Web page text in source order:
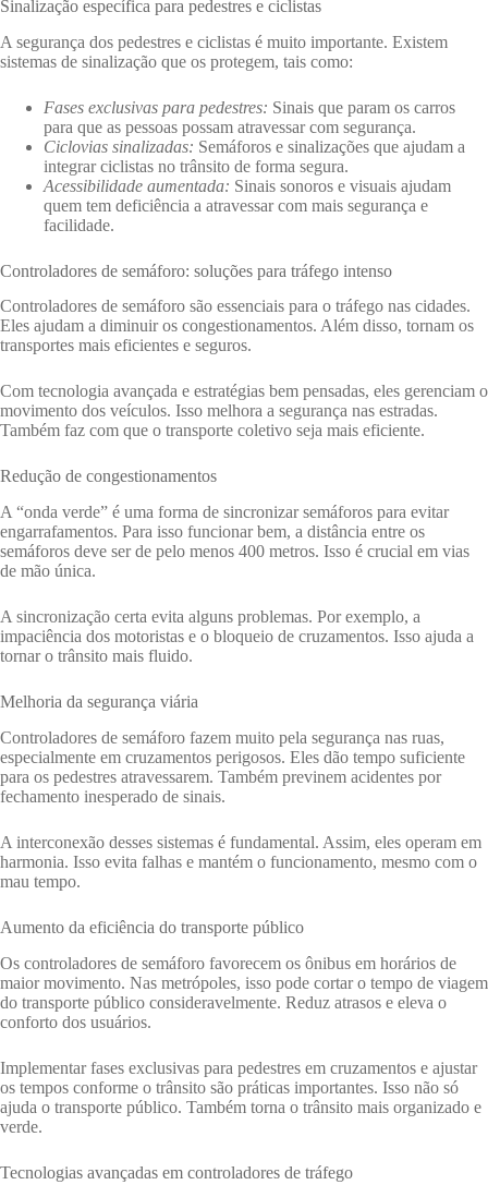
Sinalização específica para pedestres e ciclistas
A segurança dos pedestres e ciclistas é muito importante. Existem
sistemas de sinalização que os protegem, tais como:
Fases exclusivas para pedestres: Sinais que param os carros
para que as pessoas possam atravessar com segurança.
Ciclovias sinalizadas: Semáforos e sinalizações que ajudam a
integrar ciclistas no trânsito de forma segura.
Acessibilidade aumentada: Sinais sonoros e visuais ajudam
quem tem deficiência a atravessar com mais segurança e
facilidade.
Controladores de semáforo: soluções para tráfego intenso
Controladores de semáforo são essenciais para o tráfego nas cidades.
Eles ajudam a diminuir os congestionamentos. Além disso, tornam os
transportes mais eficientes e seguros.
Com tecnologia avançada e estratégias bem pensadas, eles gerenciam o
movimento dos veículos. Isso melhora a segurança nas estradas.
Também faz com que o transporte coletivo seja mais eficiente.
Redução de congestionamentos
A “onda verde” é uma forma de sincronizar semáforos para evitar
engarrafamentos. Para isso funcionar bem, a distância entre os
semáforos deve ser de pelo menos 400 metros. Isso é crucial em vias
de mão única.
A sincronização certa evita alguns problemas. Por exemplo, a
impaciência dos motoristas e o bloqueio de cruzamentos. Isso ajuda a
tornar o trânsito mais fluido.
Melhoria da segurança viária
Controladores de semáforo fazem muito pela segurança nas ruas,
especialmente em cruzamentos perigosos. Eles dão tempo suficiente
para os pedestres atravessarem. Também previnem acidentes por
fechamento inesperado de sinais.
A interconexão desses sistemas é fundamental. Assim, eles operam em
harmonia. Isso evita falhas e mantém o funcionamento, mesmo com o
mau tempo.
Aumento da eficiência do transporte público
Os controladores de semáforo favorecem os ônibus em horários de
maior movimento. Nas metrópoles, isso pode cortar o tempo de viagem
do transporte público consideravelmente. Reduz atrasos e eleva o
conforto dos usuários.
Implementar fases exclusivas para pedestres em cruzamentos e ajustar
os tempos conforme o trânsito são práticas importantes. Isso não só
ajuda o transporte público. Também torna o trânsito mais organizado e
verde.
Tecnologias avançadas em controladores de tráfego